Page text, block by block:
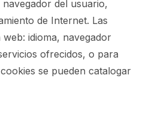
del usuario,
de Internet. Las
idioma, navegador
ofrecidos, o para
se pueden catalogar